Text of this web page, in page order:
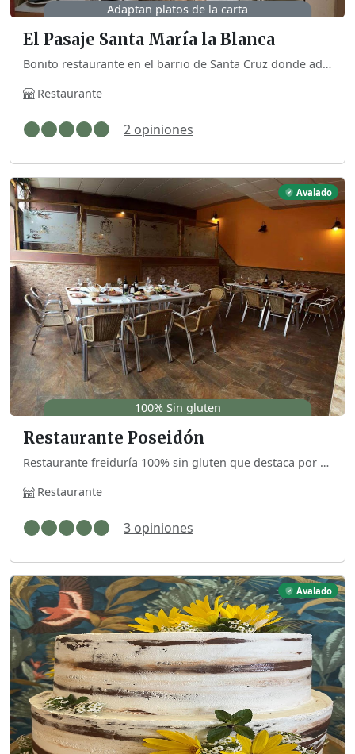
Adaptan platos de la carta
El Pasaje Santa María la Blanca
Bonito restaurante en el barrio de Santa Cruz donde adaptan gran parte de la carta. Pertenecen a la red Sevilla sin gluten.
Restaurante
2 opiniones
100% Sin gluten
Avalado
Restaurante Poseidón
Restaurante freiduría 100% sin gluten que destaca por su pescaito frito y sus carnes a la brasa.
Restaurante
3 opiniones
Avalado